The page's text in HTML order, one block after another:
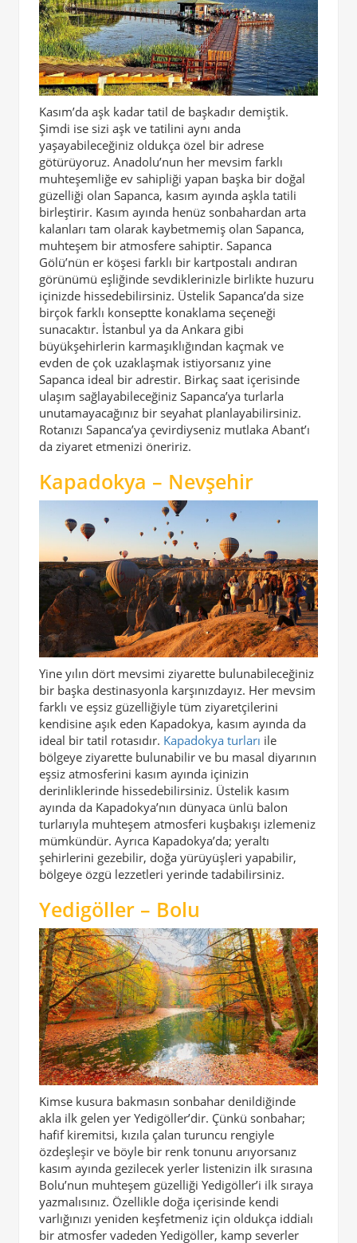
Kasım’da aşk kadar tatil de başkadır demiştik.
Şimdi ise sizi aşk ve tatilini aynı anda
yaşayabileceğiniz oldukça özel bir adrese
götürüyoruz. Anadolu’nun her mevsim farklı
muhteşemliğe ev sahipliği yapan başka bir doğal
güzelliği olan Sapanca, kasım ayında aşkla tatili
birleştirir. Kasım ayında henüz sonbahardan arta
kalanları tam olarak kaybetmemiş olan Sapanca,
muhteşem bir atmosfere sahiptir. Sapanca
Gölü’nün er köşesi farklı bir kartpostalı andıran
görünümü eşliğinde sevdiklerinizle birlikte huzuru
içinizde hissedebilirsiniz. Üstelik Sapanca’da size
birçok farklı konseptte konaklama seçeneği
sunacaktır. İstanbul ya da Ankara gibi
büyükşehirlerin karmaşıklığından kaçmak ve
evden de çok uzaklaşmak istiyorsanız yine
Sapanca ideal bir adrestir. Birkaç saat içerisinde
ulaşım sağlayabileceğiniz Sapanca’ya turlarla
unutamayacağınız bir seyahat planlayabilirsiniz.
Rotanızı Sapanca’ya çevirdiyseniz mutlaka Abant’ı
da ziyaret etmenizi öneririz.
Kapadokya – Nevşehir
Yine yılın dört mevsimi ziyarette bulunabileceğiniz
bir başka destinasyonla karşınızdayız. Her mevsim
farklı ve eşsiz güzelliğiyle tüm ziyaretçilerini
kendisine aşık eden Kapadokya, kasım ayında da
ideal bir tatil rotasıdır. Kapadokya turları ile
bölgeye ziyarette bulunabilir ve bu masal diyarının
eşsiz atmosferini kasım ayında içinizin
derinliklerinde hissedebilirsiniz. Üstelik kasım
ayında da Kapadokya’nın dünyaca ünlü balon
turlarıyla muhteşem atmosferi kuşbakışı izlemeniz
mümkündür. Ayrıca Kapadokya’da; yeraltı
şehirlerini gezebilir, doğa yürüyüşleri yapabilir,
bölgeye özgü lezzetleri yerinde tadabilirsiniz.
Yedigöller – Bolu
Kimse kusura bakmasın sonbahar denildiğinde
akla ilk gelen yer Yedigöller’dir. Çünkü sonbahar;
hafif kiremitsi, kızıla çalan turuncu rengiyle
özdeşleşir ve böyle bir renk tonunu arıyorsanız
kasım ayında gezilecek yerler listenizin ilk sırasına
Bolu’nun muhteşem güzelliği Yedigöller’i ilk sıraya
yazmalısınız. Özellikle doğa içerisinde kendi
varlığınızı yeniden keşfetmeniz için oldukça iddialı
bir atmosfer vadeden Yedigöller, kamp severler